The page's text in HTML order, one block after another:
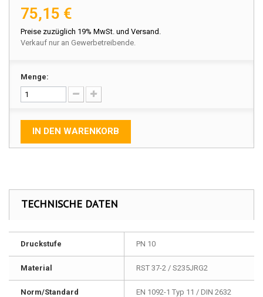
75,15 €
Preise zuzüglich 19% MwSt. und Versand.
Verkauf nur an Gewerbetreibende.
Menge:
IN DEN WARENKORB
TECHNISCHE DATEN
Druckstufe PN 10
Material RST 37-2 / S235JRG2
Norm/Standard EN 1092-1 Typ 11 / DIN 2632